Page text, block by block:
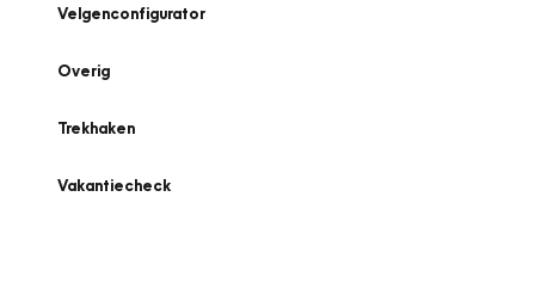
Velgenconfigurator
Overig
Trekhaken
Vakantiecheck